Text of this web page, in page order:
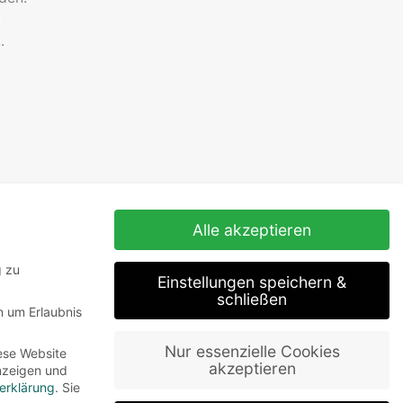
zu
um Erlaubnis
Website
und
. Sie
Alle akzeptieren
Einstellungen speichern &
schließen
Nur essenzielle Cookies
akzeptieren